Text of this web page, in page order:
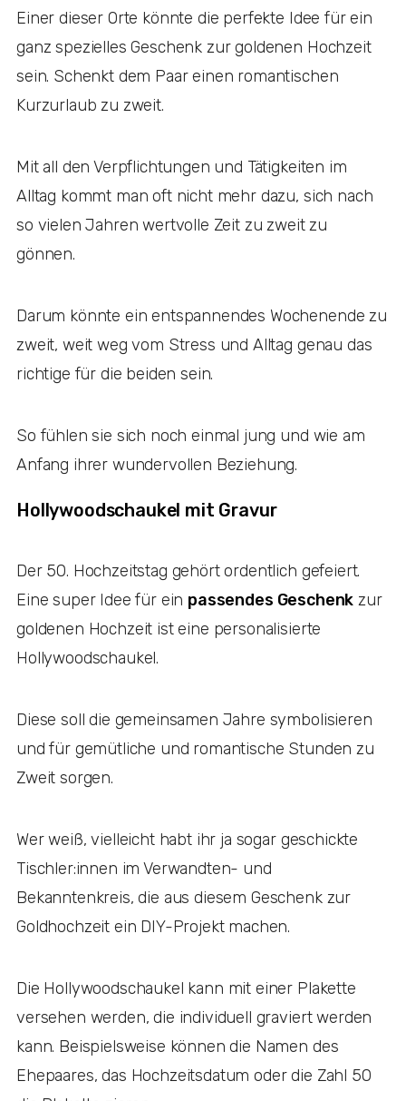
Einer dieser Orte könnte die perfekte Idee für ein
ganz spezielles Geschenk zur goldenen Hochzeit
sein. Schenkt dem Paar einen romantischen
Kurzurlaub zu zweit.
Mit all den Verpflichtungen und Tätigkeiten im
Alltag kommt man oft nicht mehr dazu, sich nach
so vielen Jahren wertvolle Zeit zu zweit zu
gönnen.
Darum könnte ein entspannendes Wochenende zu
zweit, weit weg vom Stress und Alltag genau das
richtige für die beiden sein.
So fühlen sie sich noch einmal jung und wie am
Anfang ihrer wundervollen Beziehung.
Hollywoodschaukel mit Gravur
Der 50. Hochzeitstag gehört ordentlich gefeiert.
Eine super Idee für ein passendes Geschenk zur
goldenen Hochzeit ist eine personalisierte
Hollywoodschaukel.
Diese soll die gemeinsamen Jahre symbolisieren
und für gemütliche und romantische Stunden zu
Zweit sorgen.
Wer weiß, vielleicht habt ihr ja sogar geschickte
Tischler:innen im Verwandten- und
Bekanntenkreis, die aus diesem Geschenk zur
Goldhochzeit ein DIY-Projekt machen.
Die Hollywoodschaukel kann mit einer Plakette
versehen werden, die individuell graviert werden
kann. Beispielsweise können die Namen des
Ehepaares, das Hochzeitsdatum oder die Zahl 50